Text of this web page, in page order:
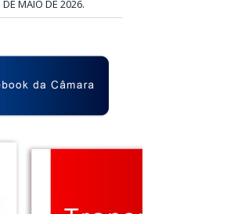
MAIO DE 2026.